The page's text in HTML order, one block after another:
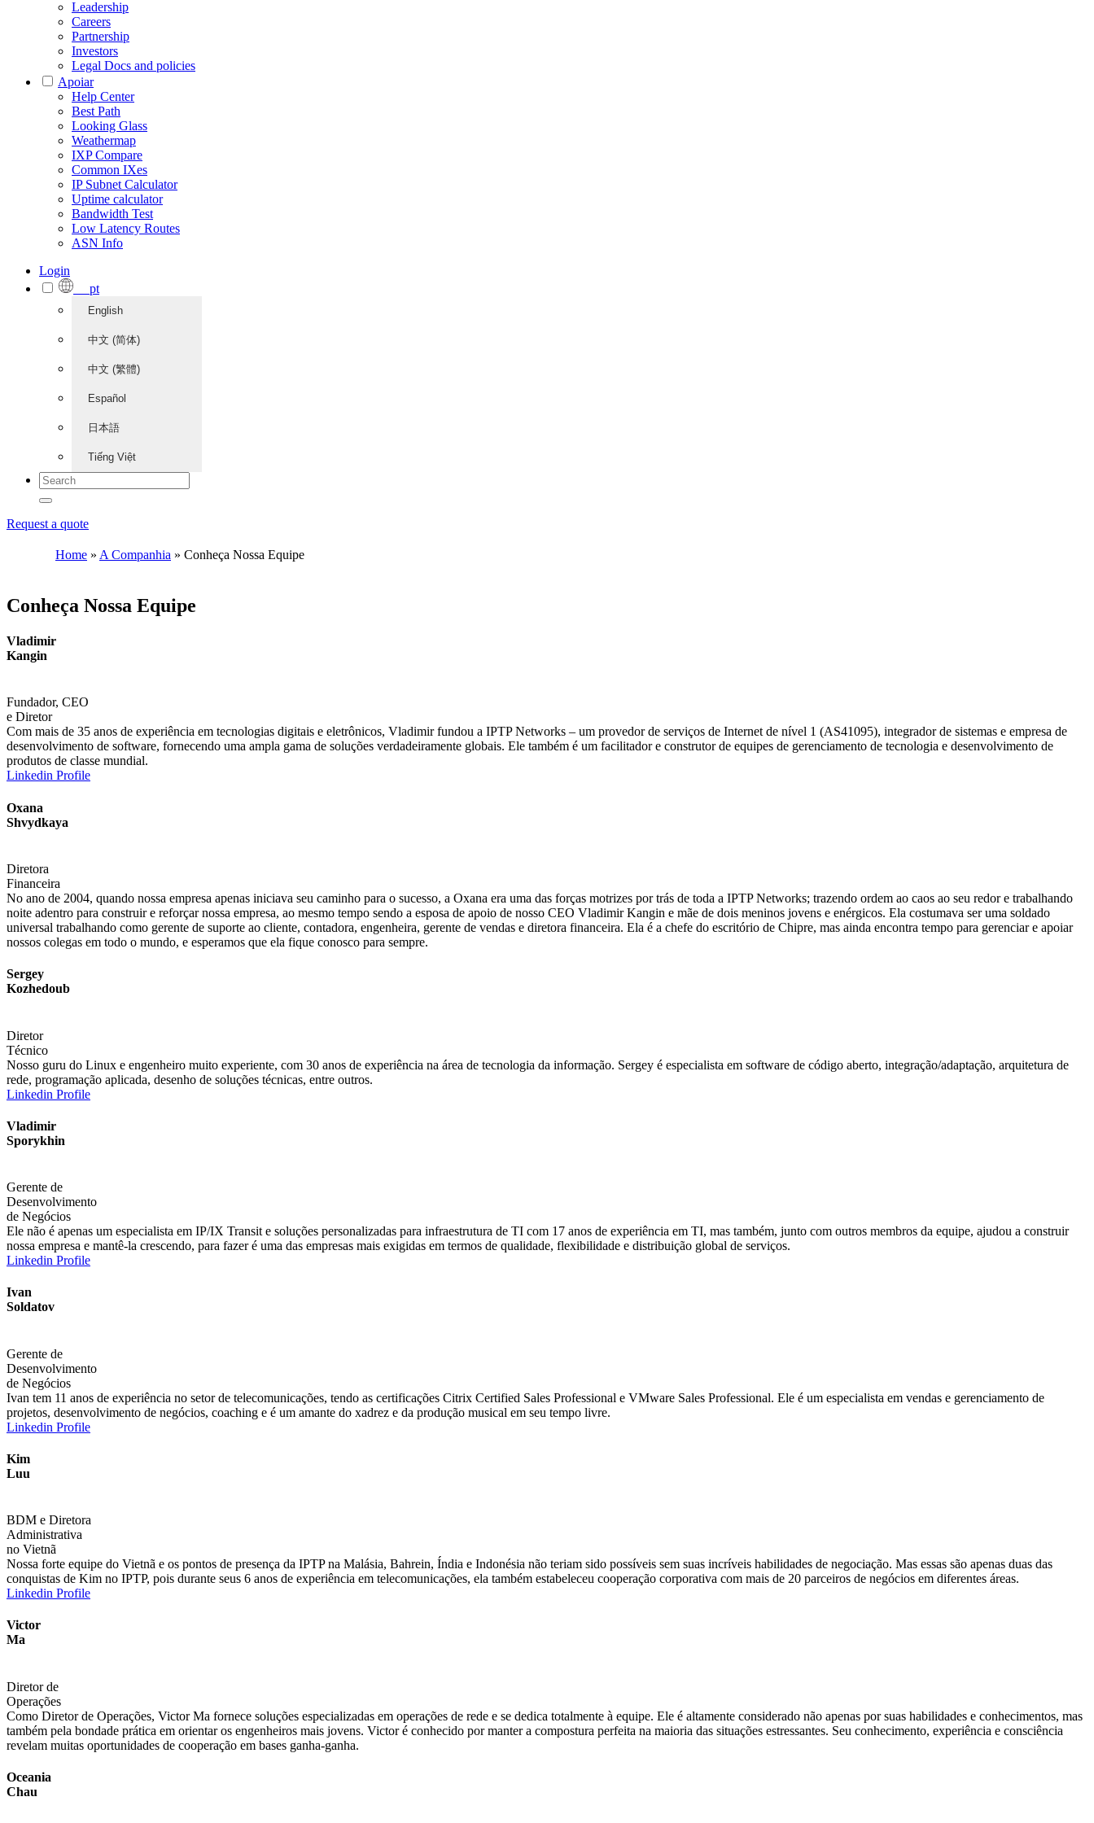
Leadership
Careers
Partnership
Investors
Legal Docs and policies
Apoiar
Help Center
Best Path
Looking Glass
Weathermap
IXP Compare
Common IXes
IP Subnet Calculator
Uptime calculator
Bandwidth Test
Low Latency Routes
ASN Info
Login
pt
English
中文 (简体)
中文 (繁體)
Español
日本語
Tiếng Việt
Request a quote
Home » A Companhia » Conheça Nossa Equipe
Conheça Nossa Equipe
Vladimir
Kangin
Fundador, CEO
e Diretor
Com mais de 35 anos de experiência em tecnologias digitais e eletrônicos, Vladimir fundou a IPTP Networks – um provedor de serviços de Internet de nível 1 (AS41095), integrador de sistemas e empresa de
desenvolvimento de software, fornecendo uma ampla gama de soluções verdadeiramente globais. Ele também é um facilitador e construtor de equipes de gerenciamento de tecnologia e desenvolvimento de
produtos de classe mundial.
Linkedin Profile
Oxana
Shvydkaya
Diretora
Financeira
No ano de 2004, quando nossa empresa apenas iniciava seu caminho para o sucesso, a Oxana era uma das forças motrizes por trás de toda a IPTP Networks; trazendo ordem ao caos ao seu redor e trabalhando
noite adentro para construir e reforçar nossa empresa, ao mesmo tempo sendo a esposa de apoio de nosso CEO Vladimir Kangin e mãe de dois meninos jovens e enérgicos. Ela costumava ser uma soldado
universal trabalhando como gerente de suporte ao cliente, contadora, engenheira, gerente de vendas e diretora financeira. Ela é a chefe do escritório de Chipre, mas ainda encontra tempo para gerenciar e apoiar
nossos colegas em todo o mundo, e esperamos que ela fique conosco para sempre.
Sergey
Kozhedoub
Diretor
Técnico
Nosso guru do Linux e engenheiro muito experiente, com 30 anos de experiência na área de tecnologia da informação. Sergey é especialista em software de código aberto, integração/adaptação, arquitetura de
rede, programação aplicada, desenho de soluções técnicas, entre outros.
Linkedin Profile
Vladimir
Sporykhin
Gerente de
Desenvolvimento
de Negócios
Ele não é apenas um especialista em IP/IX Transit e soluções personalizadas para infraestrutura de TI com 17 anos de experiência em TI, mas também, junto com outros membros da equipe, ajudou a construir
nossa empresa e mantê-la crescendo, para fazer é uma das empresas mais exigidas em termos de qualidade, flexibilidade e distribuição global de serviços.
Linkedin Profile
Ivan
Soldatov
Gerente de
Desenvolvimento
de Negócios
Ivan tem 11 anos de experiência no setor de telecomunicações, tendo as certificações Citrix Certified Sales Professional e VMware Sales Professional. Ele é um especialista em vendas e gerenciamento de
projetos, desenvolvimento de negócios, coaching e é um amante do xadrez e da produção musical em seu tempo livre.
Linkedin Profile
Kim
Luu
BDM e Diretora
Administrativa
no Vietnã
Nossa forte equipe do Vietnã e os pontos de presença da IPTP na Malásia, Bahrein, Índia e Indonésia não teriam sido possíveis sem suas incríveis habilidades de negociação. Mas essas são apenas duas das
conquistas de Kim no IPTP, pois durante seus 6 anos de experiência em telecomunicações, ela também estabeleceu cooperação corporativa com mais de 20 parceiros de negócios em diferentes áreas.
Linkedin Profile
Victor
Ma
Diretor de
Operações
Como Diretor de Operações, Victor Ma fornece soluções especializadas em operações de rede e se dedica totalmente à equipe. Ele é altamente considerado não apenas por suas habilidades e conhecimentos, mas
também pela bondade prática em orientar os engenheiros mais jovens. Victor é conhecido por manter a compostura perfeita na maioria das situações estressantes. Seu conhecimento, experiência e consciência
revelam muitas oportunidades de cooperação em bases ganha-ganha.
Oceania
Chau